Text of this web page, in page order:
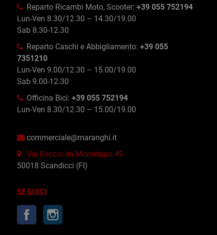
Reparto Ricambi Moto, Scooter: +39 055 752194
Lun-Ven 8.30/12.30 – 14.30/19.00
Sab 8.30-12.30
Reparto Caschi e Abbigliamento: +39 055
7351210
Lun-Ven 9.00/12.30 – 15.00/19.00
Sab 9.00-12.30
Officina Bici: +39 055 752194
Lun-Ven 8.30/12.30 – 15.00/19.00
commerciale@maranghi.it
Via Baccio da Montelupo 49
50018 Scandicci (FI)
SEGUICI
Facebook